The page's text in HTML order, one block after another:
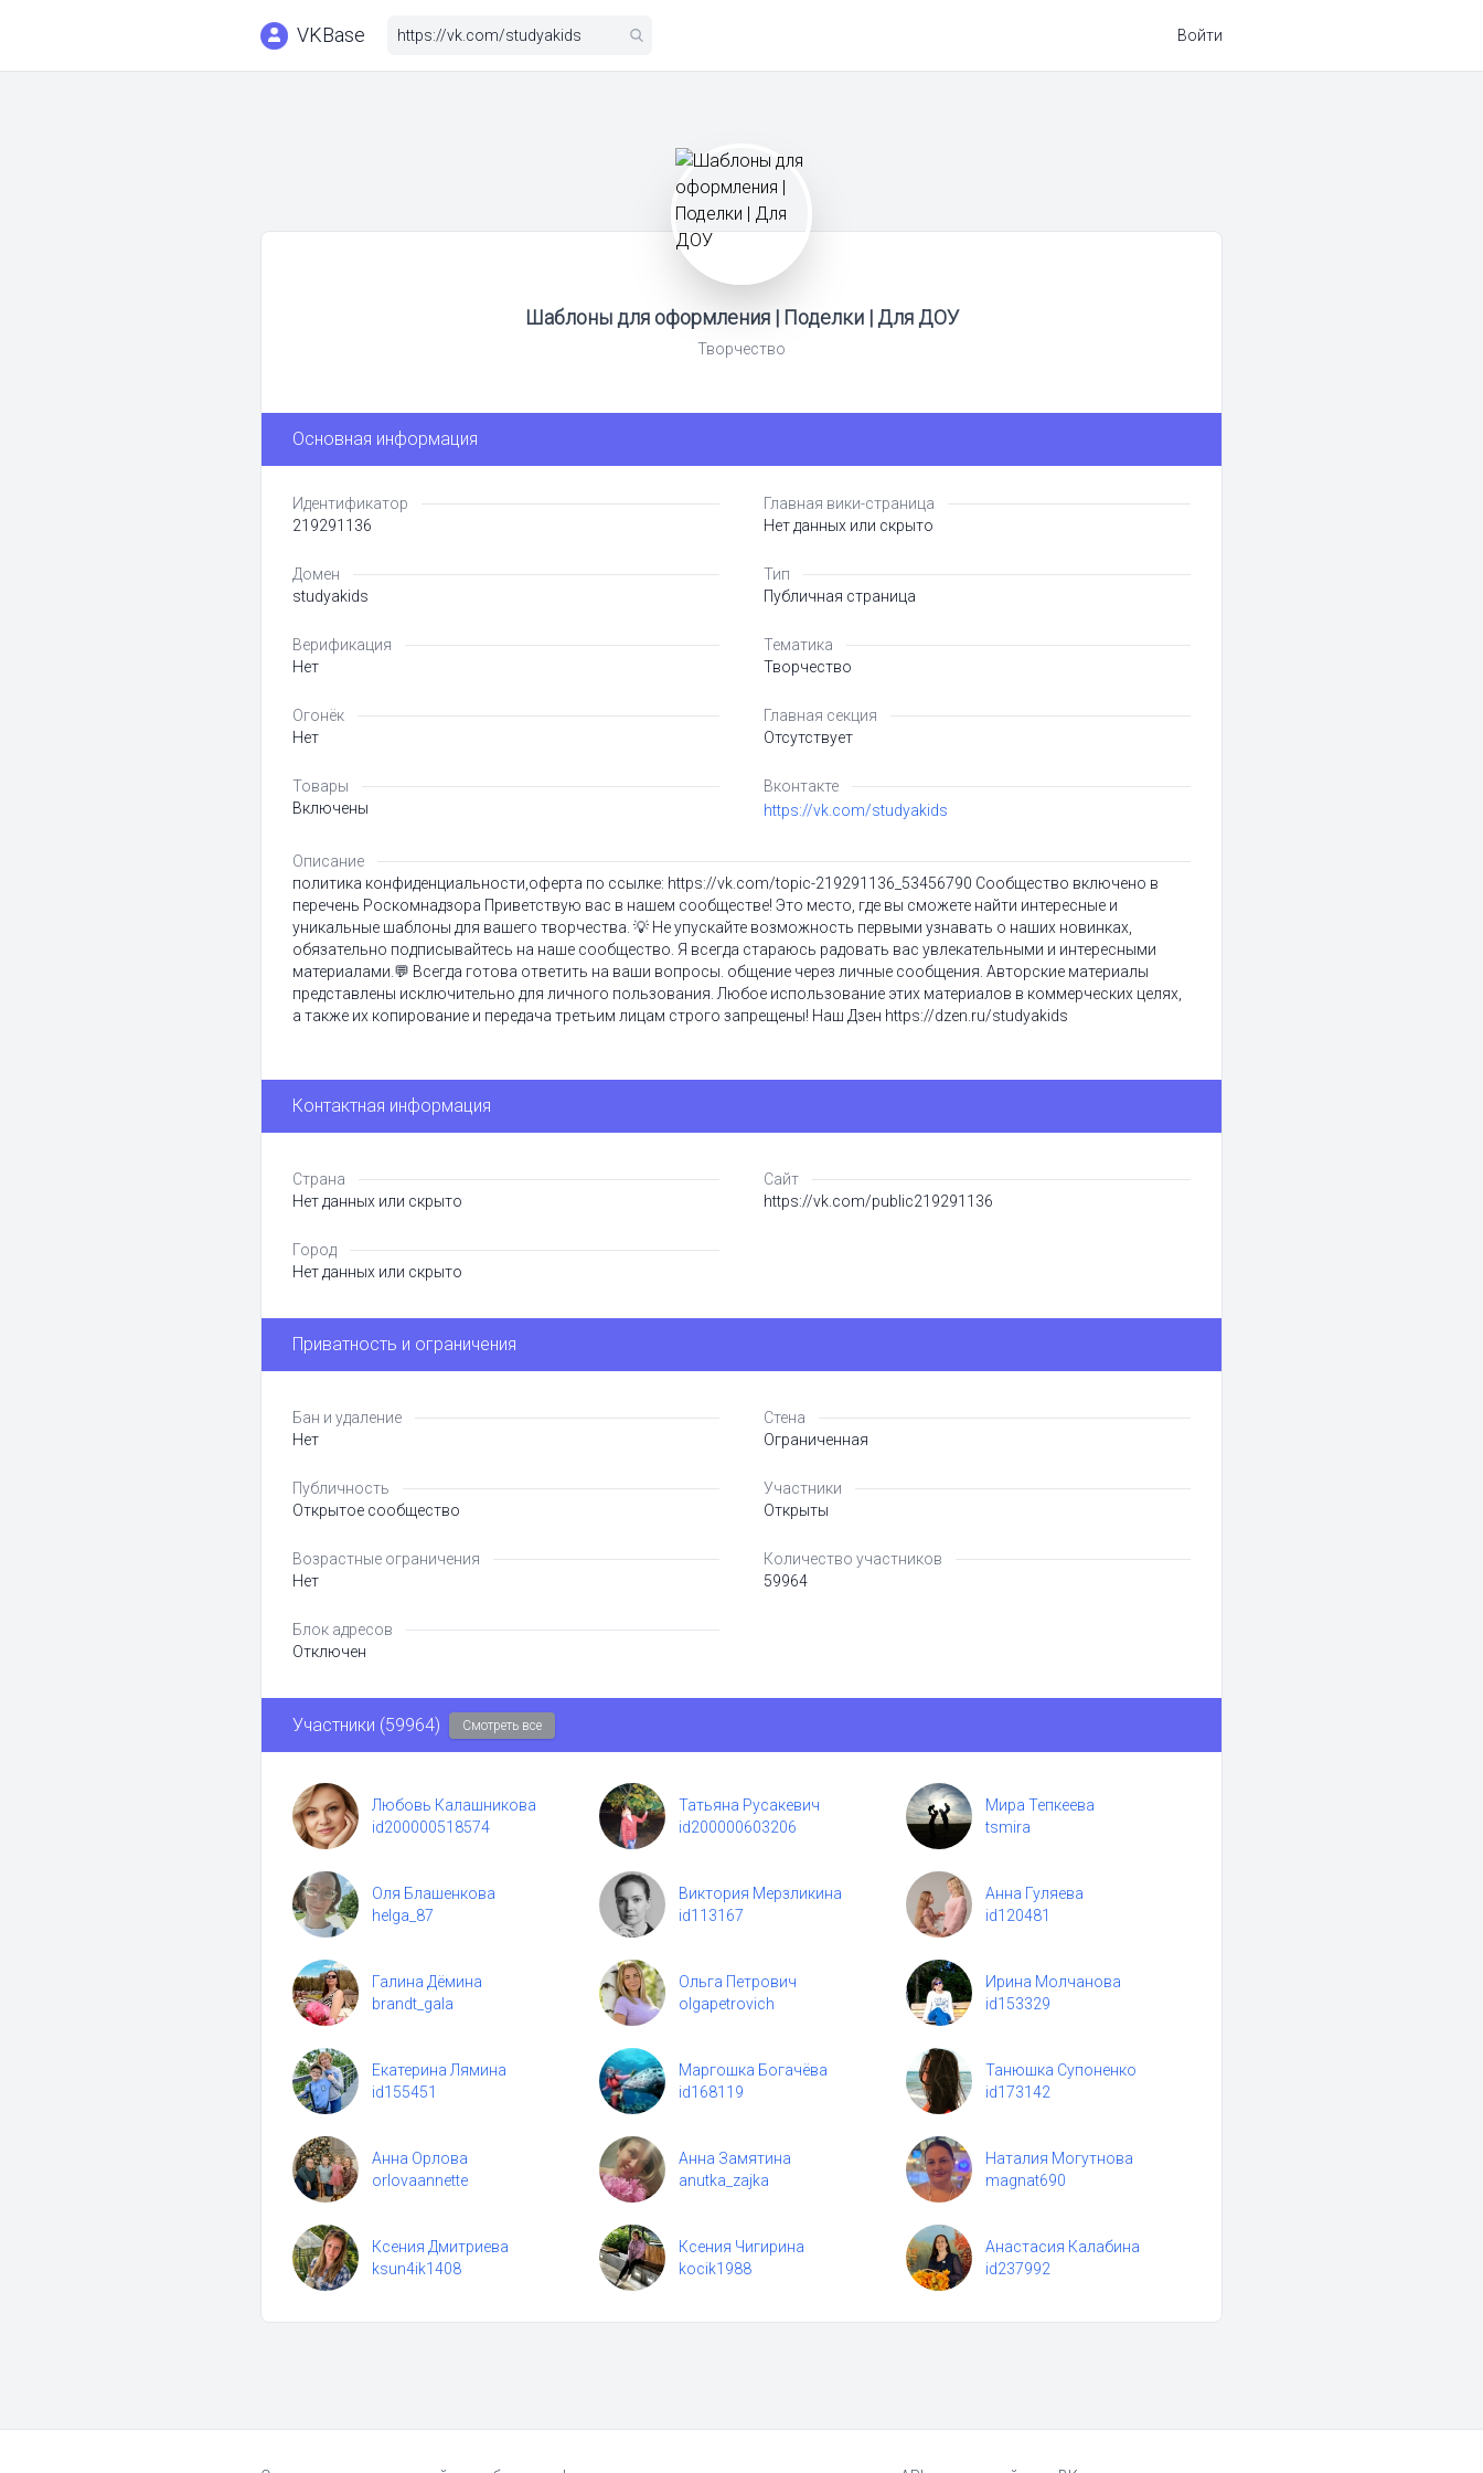
VKBase Войти
Шаблоны для оформления | Поделки | Для ДОУ
Творчество
Основная информация
Идентификатор
219291136
Домен
studyakids
Верификация
Нет
Огонёк
Нет
Товары
Включены
Главная вики-страница
Нет данных или скрыто
Тип
Публичная страница
Тематика
Творчество
Главная секция
Отсутствует
Вконтакте
https://vk.com/studyakids
Описание
политика конфиденциальности,оферта по ссылке: https://vk.com/topic-219291136_53456790 Сообщество включено в
перечень Роскомнадзора Приветствую вас в нашем сообществе! Это место, где вы сможете найти интересные и
уникальные шаблоны для вашего творчества. 💡 Не упускайте возможность первыми узнавать о наших новинках,
обязательно подписывайтесь на наше сообщество. Я всегда стараюсь радовать вас увлекательными и интересными
материалами.💬 Всегда готова ответить на ваши вопросы. общение через личные сообщения. Авторские материалы
представлены исключительно для личного пользования. Любое использование этих материалов в коммерческих целях,
а также их копирование и передача третьим лицам строго запрещены! Наш Дзен https://dzen.ru/studyakids
Контактная информация
Страна
Нет данных или скрыто
Город
Нет данных или скрыто
Сайт
https://vk.com/public219291136
Приватность и ограничения
Бан и удаление
Нет
Публичность
Открытое сообщество
Возрастные ограничения
Нет
Блок адресов
Отключен
Стена
Ограниченная
Участники
Открыты
Количество участников
59964
Участники (59964) Смотреть все
Любовь Калашникова
id200000518574
Татьяна Русакевич
id200000603206
Мира Тепкеева
tsmira
Оля Блашенкова
helga_87
Виктория Мерзликина
id113167
Анна Гуляева
id120481
Галина Дёмина
brandt_gala
Ольга Петрович
olgapetrovich
Ирина Молчанова
id153329
Екатерина Лямина
id155451
Маргошка Богачёва
id168119
Танюшка Супоненко
id173142
Анна Орлова
orlovaannette
Анна Замятина
anutka_zajka
Наталия Могутнова
magnat690
Ксения Дмитриева
ksun4ik1408
Ксения Чигирина
kocik1988
Анастасия Калабина
id237992